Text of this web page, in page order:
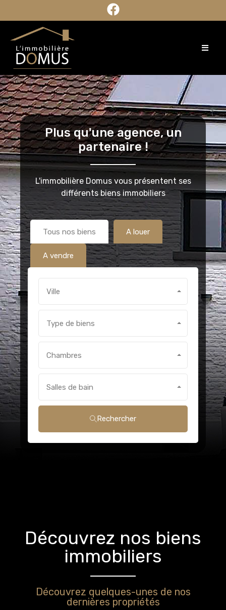
Plus qu'une agence, un
partenaire !
L'immobilière Domus vous présentent ses
différents biens immobiliers
Tous nos biens A louer
A vendre
Ville
Type de biens
Chambres
Salles de bain
Rechercher
Découvrez nos biens
immobiliers
Découvrez quelques-unes de nos
dernières propriétés